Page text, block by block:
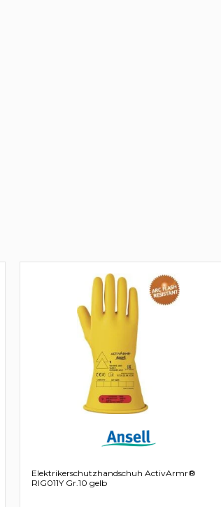
Elektrikerschutzhandschuh ActivArmr®
RIG011Y Gr.10 gelb